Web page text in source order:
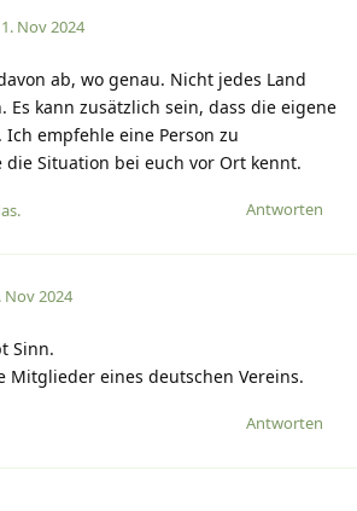
1. Nov 2024
ab, wo genau. Nicht jedes Land
Es kann zusätzlich sein, dass die eigene
empfehle eine Person zu
die Situation bei euch vor Ort kennt.
Antworten
.
Nov 2024
Sinn.
Mitglieder eines deutschen Vereins.
Antworten